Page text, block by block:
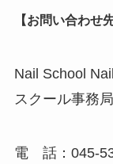
【お問い合わせ先
Nail School
スクール事務局
電 話：045-